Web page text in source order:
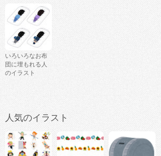
いろいろなお布
団に埋もれる人
のイラスト
人気のイラスト